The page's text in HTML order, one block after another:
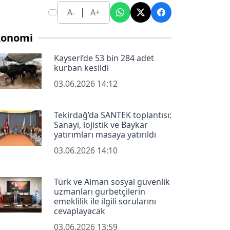
A- | A+
Kayseri’de 53 bin 284 adet
kurban kesildi
03.06.2026 14:12
Tekirdağ’da SANTEK toplantısı:
Sanayi, lojistik ve Baykar
yatırımları masaya yatırıldı
03.06.2026 14:10
Türk ve Alman sosyal güvenlik
uzmanları gurbetçilerin
emeklilik ile ilgili sorularını
cevaplayacak
03.06.2026 13:59